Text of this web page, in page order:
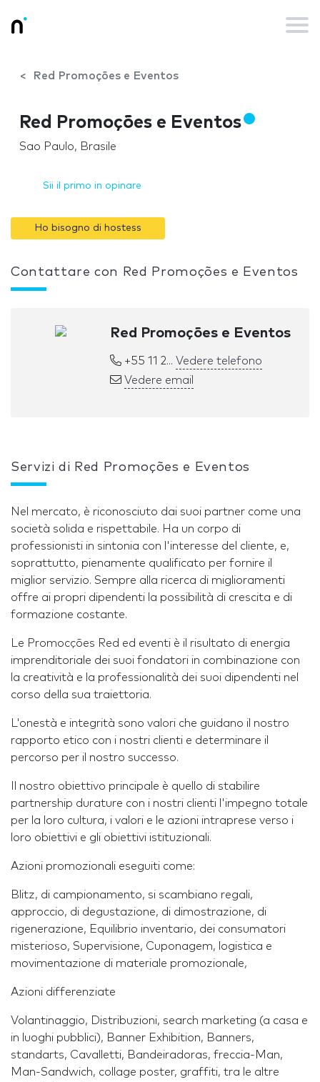
Red Promoções e Eventos
Red Promoções e Eventos
Sao Paulo, Brasile
Sii il primo in opinare
Ho bisogno di hostess
Contattare con Red Promoções e Eventos
Red Promoções e Eventos
+55 11 2...Vedere telefono
Vedere email
Servizi di Red Promoções e Eventos
Nel mercato, è riconosciuto dai suoi partner come una
società solida e rispettabile. Ha un corpo di
professionisti in sintonia con l'interesse del cliente, e,
soprattutto, pienamente qualificato per fornire il
miglior servizio. Sempre alla ricerca di miglioramenti
offre ai propri dipendenti la possibilità di crescita e di
formazione costante.
Le Promocções Red ed eventi è il risultato di energia
imprenditoriale dei suoi fondatori in combinazione con
la creatività e la professionalità dei suoi dipendenti nel
corso della sua traiettoria.
L'onestà e integrità sono valori che guidano il nostro
rapporto etico con i nostri clienti e determinare il
percorso per il nostro successo.
Il nostro obiettivo principale è quello di stabilire
partnership durature con i nostri clienti l'impegno totale
per la loro cultura, i valori e le azioni intraprese verso i
loro obiettivi e gli obiettivi istituzionali.
Azioni promozionali eseguiti come:
Blitz, di campionamento, si scambiano regali,
approccio, di degustazione, di dimostrazione, di
rigenerazione, Equilibrio inventario, dei consumatori
misterioso, Supervisione, Cuponagem, logistica e
movimentazione di materiale promozionale,
Azioni differenziate
Volantinaggio, Distribuzioni, search marketing (a casa e
in luoghi pubblici), Banner Exhibition, Banners,
standarts, Cavalletti, Bandeiradoras, freccia-Man,
Man-Sandwich, collage poster, graffiti, tra le altre